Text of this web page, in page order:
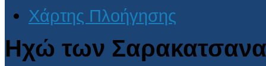
Χάρτης Πλοήγησης
Ηχώ των